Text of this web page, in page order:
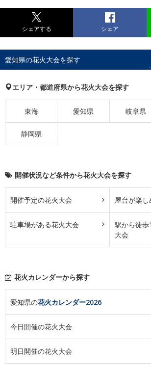
シェアする シェア
愛知県の花火大会を探す
エリア・都道府県から花火大会を探す
東海 愛知県 岐阜県
静岡県
開催状況など条件から花火大会を探す
開催予定の花火大会 屋台が楽
駐車場がある花火大会
駅から徒歩
大会
花火カレンダーから探す
愛知県の花火カレンダー2026
今日開催の花火大会
明日開催の花火大会